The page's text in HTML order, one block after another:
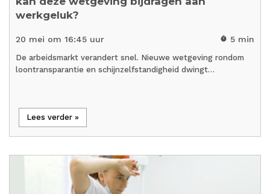
werkgeluk?
20 mei om 16:45 uur timer 5 min
De arbeidsmarkt verandert snel. Nieuwe wetgeving rondom
loontransparantie en schijnzelfstandigheid dwingt…
Lees verder »